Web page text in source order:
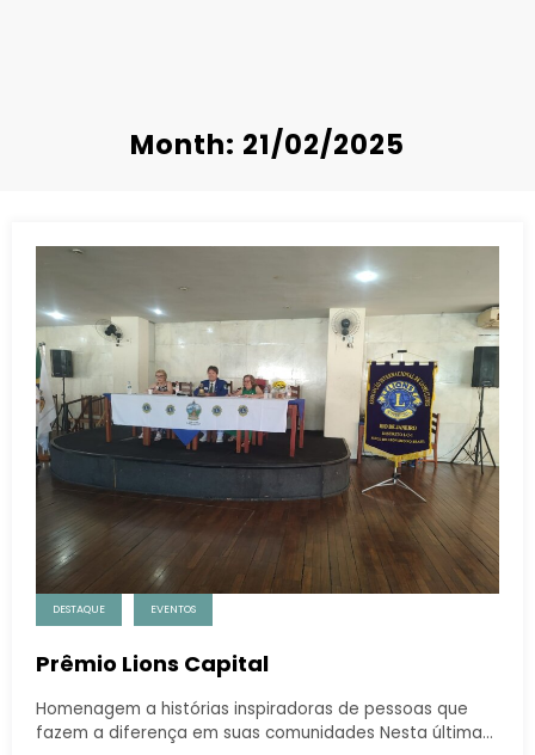
Month: 21/02/2025
DESTAQUE EVENTOS
Prêmio Lions Capital
Homenagem a histórias inspiradoras de pessoas que
fazem a diferença em suas comunidades Nesta última…